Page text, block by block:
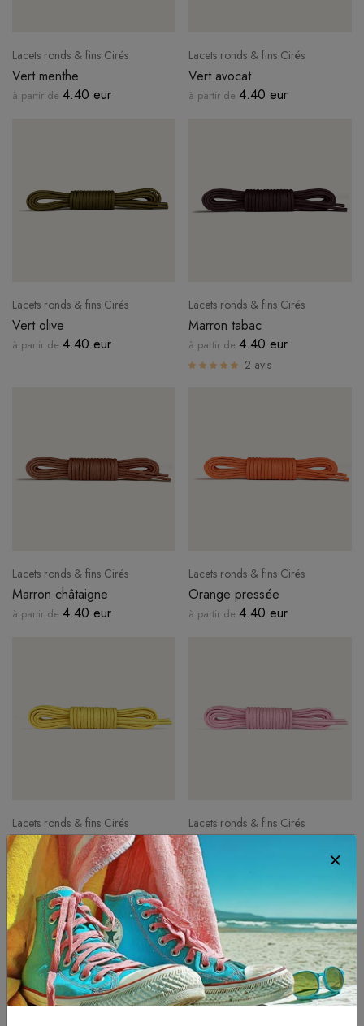
Lacets ronds & fins Cirés
Vert menthe
à partir de 4.40 eur
Lacets ronds & fins Cirés
Vert avocat
à partir de 4.40 eur
Lacets ronds & fins Cirés
Vert olive
à partir de 4.40 eur
Lacets ronds & fins Cirés
Marron tabac
à partir de 4.40 eur
2 avis
Lacets ronds & fins Cirés
Marron châtaigne
à partir de 4.40 eur
Lacets ronds & fins Cirés
Orange pressée
à partir de 4.40 eur
Lacets ronds & fins Cirés
Jaune citron
à partir de 4.40 eur
Lacets ronds & fins Cirés
Rose chamallow
à partir de